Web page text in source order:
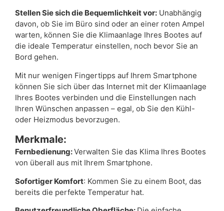
Stellen Sie sich die Bequemlichkeit vor: Unabhängig
davon, ob Sie im Büro sind oder an einer roten Ampel
warten, können Sie die Klimaanlage Ihres Bootes auf
die ideale Temperatur einstellen, noch bevor Sie an
Bord gehen.
Mit nur wenigen Fingertipps auf Ihrem Smartphone
können Sie sich über das Internet mit der Klimaanlage
Ihres Bootes verbinden und die Einstellungen nach
Ihren Wünschen anpassen – egal, ob Sie den Kühl-
oder Heizmodus bevorzugen.
Merkmale:
Fernbedienung:Verwalten Sie das Klima Ihres Bootes
von überall aus mit Ihrem Smartphone.
Sofortiger Komfort: Kommen Sie zu einem Boot, das
bereits die perfekte Temperatur hat.